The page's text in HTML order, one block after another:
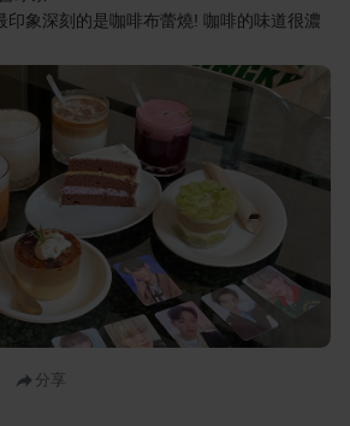
印象深刻的是咖啡布蕾燒! 咖啡的味道很濃
分享